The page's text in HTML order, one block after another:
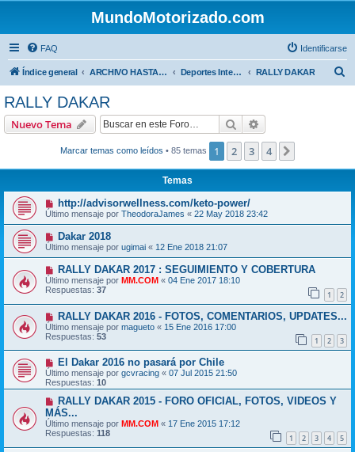
MundoMotorizado.com
FAQ Identificarse
Índice general ARCHIVO HASTA 2018 Deportes Internacionales RALLY DAKAR
RALLY DAKAR
Nuevo Tema Buscar
Marcar temas como leídos • 85 temas 1 2 3 4
Temas
http://advisorwellness.com/keto-power/
Último mensaje por TheodoraJames « 22 May 2018 23:42
Dakar 2018
Último mensaje por ugimai « 12 Ene 2018 21:07
RALLY DAKAR 2017 : SEGUIMIENTO Y COBERTURA
Último mensaje por MM.COM « 04 Ene 2017 18:10
Respuestas: 37 1 2
RALLY DAKAR 2016 - FOTOS, COMENTARIOS, UPDATES...
Último mensaje por magueto « 15 Ene 2016 17:00
Respuestas: 53 1 2 3
El Dakar 2016 no pasará por Chile
Último mensaje por gcvracing « 07 Jul 2015 21:50
Respuestas: 10
RALLY DAKAR 2015 - FORO OFICIAL, FOTOS, VIDEOS Y
MÁS...
Último mensaje por MM.COM « 17 Ene 2015 17:12
Respuestas: 118 1 2 3 4 5